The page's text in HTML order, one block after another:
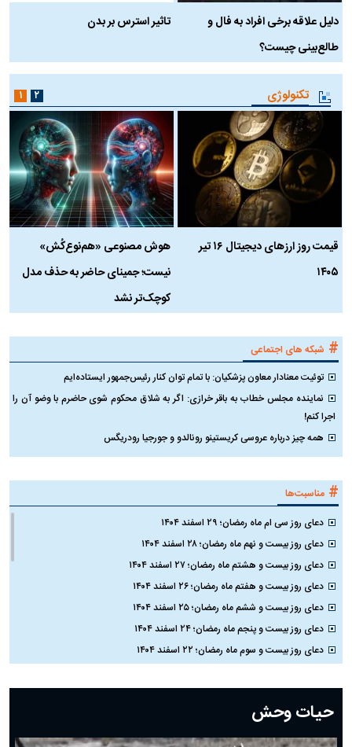
دلیل علاقه برخی افراد به فال و
طالع‌بینی چیست؟
تاثیر استرس بر بدن
تکنولوژی
قیمت روز ارز‌های دیجیتال ۱۶ تیر
۱۴۰۵
هوش مصنوعی «هم‌نوع‌کُش»
نیست؛ جمینای حاضر به حذف مدل
کوچک‌تر نشد
۱ ۲
# شبکه های اجتماعی
توئیت معنادار معاون پزشکیان: با تمام توان کنار رئیس‌جمهور ایستاده‌ایم
نماینده مجلس خطاب به باقر خرازی: اگر به شلاق محکوم شوی حاضرم با وضو آن را
اجرا کنم!
همه چیز درباره عروسی کریستینو رونالدو و جورجیا رودریگس
# مناسبت‌ها
دعای روز سی ام ماه رمضان؛ ۲۹ اسفند ۱۴۰۴
دعای روز بیست و نهم ماه رمضان؛ ۲۸ اسفند ۱۴۰۴
دعای روز بیست و هشتم ماه رمضان؛ ۲۷ اسفند ۱۴۰۴
دعای روز بیست و هفتم ماه رمضان؛ ۲۶ اسفند ۱۴۰۴
دعای روز بیست و ششم ماه رمضان؛ ۲۵ اسفند ۱۴۰۴
دعای روز بیست و پنجم ماه رمضان؛ ۲۴ اسفند ۱۴۰۴
دعای روز بیست و سوم ماه رمضان؛ ۲۲ اسفند ۱۴۰۴
دعای روز بیستم ماه رمضان؛ ۱۹ اسفند ۱۴۰۴
دعای روز هشتم ماه مبارک رمضان؛ ۷ اسفند ماه ۱۴۰۴
دعای روز هفتم ماه رمضان؛ ۶ اسفند ۱۴۰۴
حیات وحش